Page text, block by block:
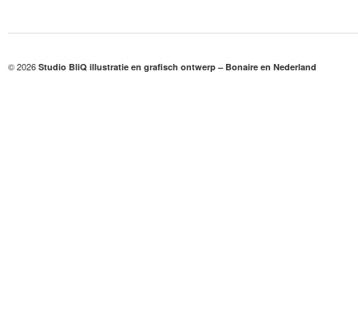
© 2026 Studio BliQ illustratie en grafisch ontwerp – Bonaire en Nederland